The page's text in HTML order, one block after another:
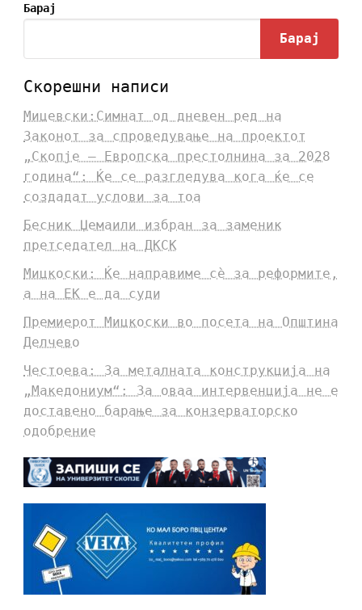
Барај
Барај
Скорешни написи
Мицевски:Симнат од дневен ред на
Законот за спроведување на проектот
„Скопје – Европска престолнина за 2028
година“: Ќе се разгледува кога ќе се
создадат услови за тоа
Бесник Џемаили избран за заменик
претседател на ДКСК
Мицкоски: Ќе направиме сè за реформите,
а на ЕК е да суди
Премиерот Мицкоски во посета на Општина
Делчево
Честоева: За металната конструкција на
„Македониум“: За оваа интервенција не е
доставено барање за конзерваторско
одобрение